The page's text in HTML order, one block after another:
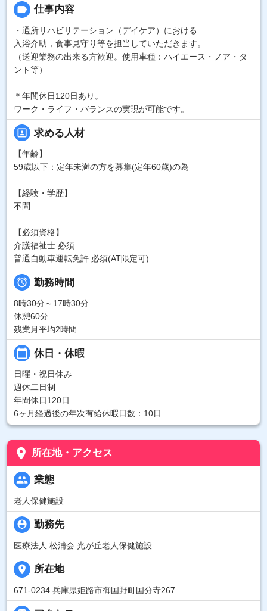
label 仕事内容
・通所リハビリテーション（デイケア）における
入浴介助，食事見守り等を担当していただきます。
（送迎業務の出来る方歓迎。使用車種：ハイエース・ノア・タ
ント等）
＊年間休日120日あり。
ワーク・ライフ・バランスの実現が可能です。
portrait 求める人材
【年齢】
59歳以下：定年未満の方を募集(定年60歳)の為
【経験・学歴】
不問
【必須資格】
介護福祉士 必須
普通自動車運転免許 必須(AT限定可)
 勤務時間
8時30分～17時30分
休憩60分
残業月平均2時間
calendar_today 休日・休暇
日曜・祝日休み
週休二日制
年間休日120日
6ヶ月経過後の年次有給休暇日数：10日
place 所在地・アクセス
people 業態
老人保健施設
person_pin 勤務先
医療法人 松浦会 光が丘老人保健施設
place 所在地
671-0234 兵庫県姫路市御国野町国分寺267